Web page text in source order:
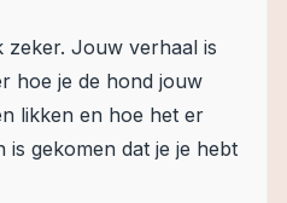
zeker. Jouw verhaal is
hoe je de hond jouw
likken en hoe het er
is gekomen dat je je hebt